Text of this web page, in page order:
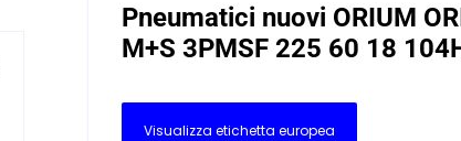
Pneumatici nuovi ORIUM
M+S 3PMSF 225 60 18
Visualizza etichetta europea